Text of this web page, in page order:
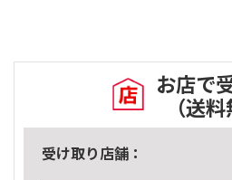
お店で
（送
受け取り店舗：